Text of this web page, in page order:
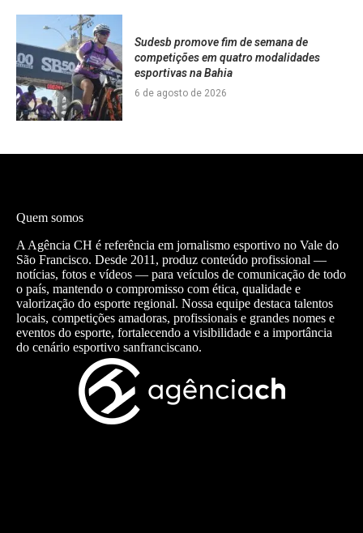
Sudesb promove fim de semana de
competições em quatro modalidades
esportivas na Bahia
6 de agosto de 2026
Quem somos
A Agência CH é referência em jornalismo esportivo no Vale do
São Francisco. Desde 2011, produz conteúdo profissional —
notícias, fotos e vídeos — para veículos de comunicação de todo
o país, mantendo o compromisso com ética, qualidade e
valorização do esporte regional. Nossa equipe destaca talentos
locais, competições amadoras, profissionais e grandes nomes e
eventos do esporte, fortalecendo a visibilidade e a importância
do cenário esportivo sanfranciscano.